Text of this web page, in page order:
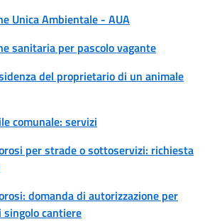
Unica Ambientale - AUA
sanitaria per pascolo vagante
del proprietario di un animale
comunale: servizi
per strade o sottoservizi: richiesta
domanda di autorizzazione per
cantiere